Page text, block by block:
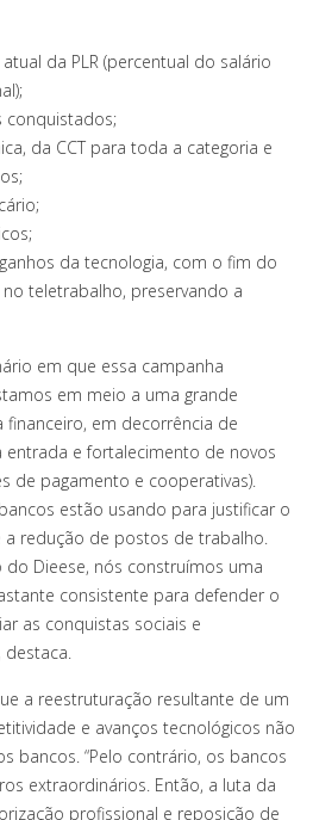
da PLR (percentual do salário
conquistados;
da CCT para toda a categoria e
da tecnologia, com o fim do
teletrabalho, preservando a
em que essa campanha
em meio a uma grande
em decorrência de
entrada e fortalecimento de novos
de pagamento e cooperativas).
estão usando para justificar o
redução de postos de trabalho.
Dieese, nós construímos uma
consistente para defender o
as conquistas sociais e
a reestruturação resultante de um
e avanços tecnológicos não
bancos. “Pelo contrário, os bancos
extraordinários. Então, a luta da
profissional e reposição de